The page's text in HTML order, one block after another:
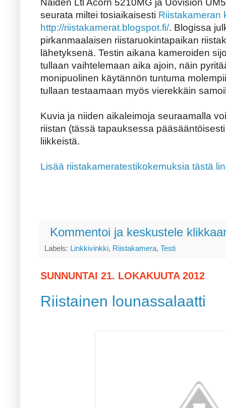
Näiden Ltl Acorn 5210MG ja Uovision
seurata miltei tosiaikaisesti Riistakameran
http://riistakamerat.blogspot.fi/. Blogissa
pirkanmaalaisen riistaruokintapaikan
lähetyksenä. Testin aikana kameroiden
tullaan vaihtelemaan aika ajoin, näin
monipuolinen käytännön tuntuma
tullaan testaamaan myös vierekkäin
Kuvia ja niiden aikaleimoja seuraamalla
riistan (tässä tapauksessa
liikkeistä.
Lisää riistakameratestikokemuksia tästä
Kommentoi ja keskustele
Labels: Linkkivinkki, Riistakamera, Testi
SUNNUNTAI 21. LOKAKUUTA 2012
Riistainen lounassalaatti